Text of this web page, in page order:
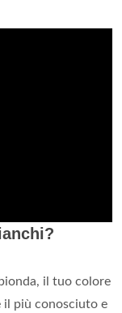
il tuo colore
il più conosciuto e